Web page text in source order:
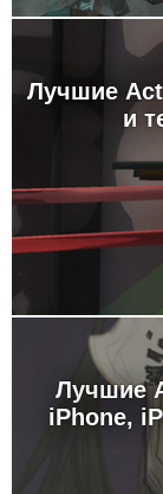
Лучшие
и
Лучшие
iPhone,